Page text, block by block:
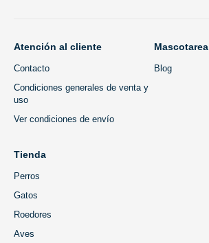
Atención al cliente
Contacto
Condiciones generales de venta y
uso
Ver condiciones de envío
Mascotarea
Blog
Tienda
Perros
Gatos
Roedores
Aves